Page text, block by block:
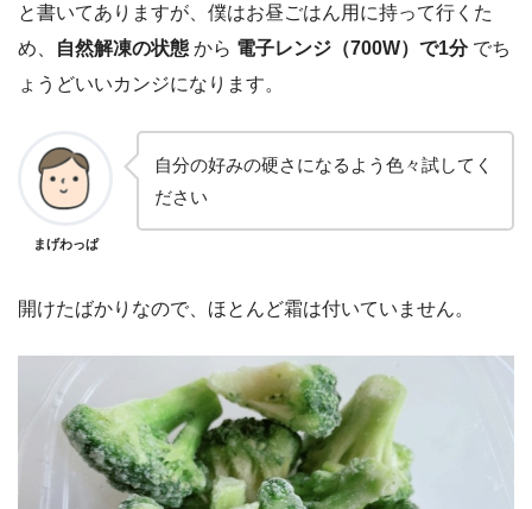
と書いてありますが、僕はお昼ごはん用に持って行くた
め、
自然解凍の状態 から 電子レンジ（700W）で1分でち
ょうどいいカンジになります。
まげわっぱ
自分の好みの硬さになるよう色々試してく
ださい
開けたばかりなので、ほとんど霜は付いていません。